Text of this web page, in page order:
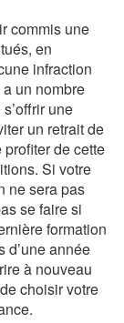
commis une
en
infraction
a un nombre
une
un retrait de
de cette
Si votre
ne sera pas
se faire si
formation
d’une année
à nouveau
choisir votre